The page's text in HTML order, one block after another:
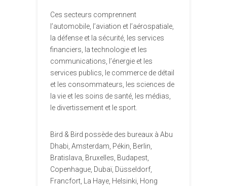
Ces secteurs comprennent
l’automobile, l’aviation et l’aérospatiale,
la défense et la sécurité, les services
financiers, la technologie et les
communications, l’énergie et les
services publics, le commerce de détail
et les consommateurs, les sciences de
la vie et les soins de santé, les médias,
le divertissement et le sport.
Bird & Bird possède des bureaux à Abu
Dhabi, Amsterdam, Pékin, Berlin,
Bratislava, Bruxelles, Budapest,
Copenhague, Dubaï, Düsseldorf,
Francfort, La Haye, Helsinki, Hong